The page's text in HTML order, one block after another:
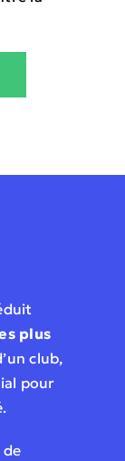
plus
club,
pour